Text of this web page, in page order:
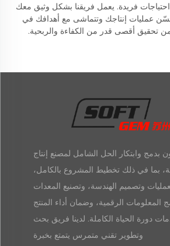
فريدة. يعمل فريقنا بشكل وثيق معك
عمليات إنتاجك وتتماشى مع أهدافك في
تحقيق أقصى قدر من الكفاءة والربحية.
بدمج وابتكار الحل الشامل لمصنع إنتاج
بما في ذلك تخطيط المشروع بالكامل،
وتصميم الهندسة، وتصنيع المعدات
المعلومات الرقمية، وضمان أداء المنتج
دورة الحياة الكاملة. لدينا فريق بحث
وتطوير تقني متمرس يتمتع بخبرة